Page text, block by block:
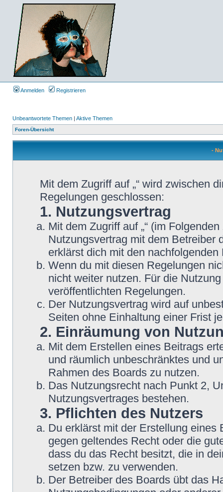
Anmelden Registrieren
Unbeantwortete Themen | Aktive Themen
Foren-Übersicht
-
Mit dem Zugriff auf „“ wird zwischen
Regelungen geschlossen:
1. Nutzungsvertrag
Mit dem Zugriff auf „“ (im
Nutzungsvertrag mit dem Betreiber
erklärst dich mit den
Wenn du mit diesen Regelungen
nicht weiter nutzen. Für die
veröffentlichten Regelungen.
Der Nutzungsvertrag wird auf
Seiten ohne Einhaltung einer Frist
2. Einräumung von
Mit dem Erstellen eines Beitrags
und räumlich unbeschränktes und
Rahmen des Boards zu nutzen.
Das Nutzungsrecht nach Punkt 2,
Nutzungsvertrages bestehen.
3. Pflichten des Nutzers
Du erklärst mit der Erstellung eines
gegen geltendes Recht oder die
dass du das Recht besitzt, die in
setzen bzw. zu verwenden.
Der Betreiber des Boards übt das